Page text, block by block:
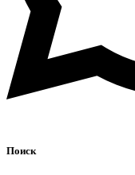
Поиск